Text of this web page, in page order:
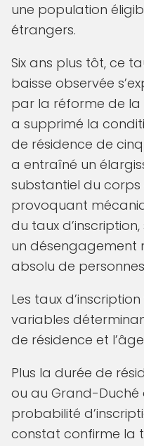
une population
étrangers.
Six ans plus tôt, ce
baisse observée
par la réforme de la
a supprimé la
de résidence de
a entraîné un
substantiel du
provoquant
du taux
un désengagement
absolu de
Les taux
variables
de résidence et
Plus la durée de
ou au Grand-Duché
probabilité
constat confirme la